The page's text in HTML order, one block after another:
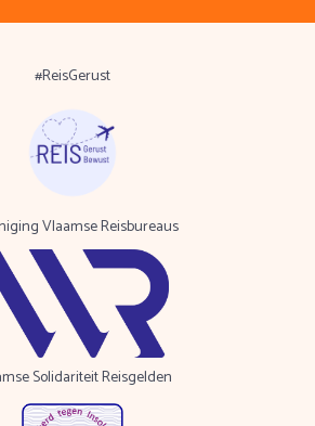
#ReisGerust
Vlaamse Reisbureaus
Solidariteit Reisgelden